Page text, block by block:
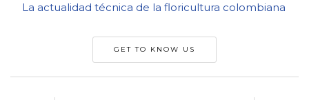
La actualidad técnica de la floricultura colombiana
GET TO KNOW US